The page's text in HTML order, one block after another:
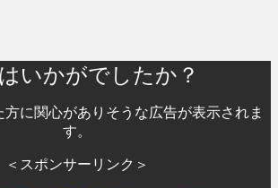
いかがでしたか？
に関心がありそうな広告が表示されま
す。
＜スポンサーリンク＞